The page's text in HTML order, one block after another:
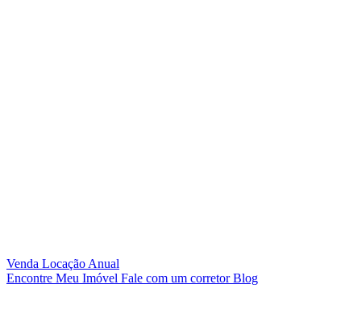
Venda Locação Anual
Encontre Meu Imóvel Fale com um corretorBlog